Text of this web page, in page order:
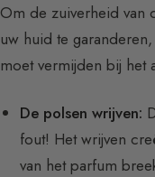
Om de zuiverheid van
uw huid te
moet vermijden bij het
De polsen wrijven:
fout! Het wrijven
van het parfum